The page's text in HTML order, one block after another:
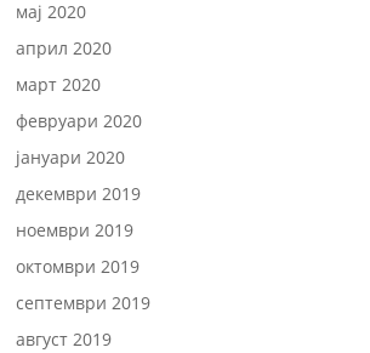
мај 2020
април 2020
март 2020
февруари 2020
јануари 2020
декември 2019
ноември 2019
октомври 2019
септември 2019
август 2019